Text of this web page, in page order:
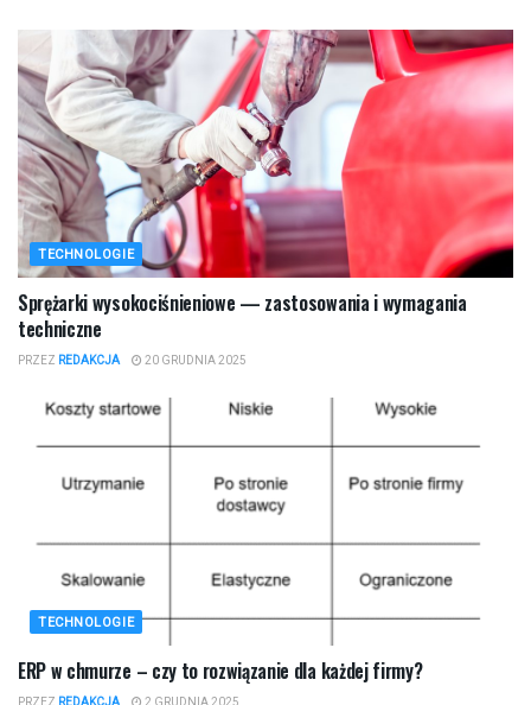
TECHNOLOGIE
Sprężarki wysokociśnieniowe — zastosowania i wymagania
techniczne
PRZEZ REDAKCJA 20 GRUDNIA 2025
TECHNOLOGIE
ERP w chmurze – czy to rozwiązanie dla każdej firmy?
PRZEZ REDAKCJA 2 GRUDNIA 2025